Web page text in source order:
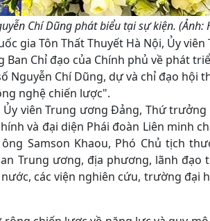
Chí Dũng phát biểu tại sự kiện. (Ảnh:
gia Tôn Thất Thuyết Hà Nội, Ủy
Chỉ đạo của Chính phủ về phát
Nguyễn Chí Dũng, dự và chỉ đạo hội
nghệ chiến lược".
viên Trung ương Đảng, Thứ
và đại diện Phái đoàn Liên minh
Samson Khaou, Phó Chủ tịch
Trung ương, địa phương, lãnh đạo
các viện nghiên cứu, trường đại